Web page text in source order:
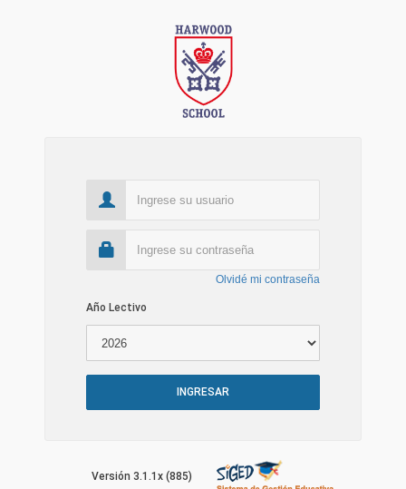
Olvidé mi contraseña
Año Lectivo
Versión 3.1.1x (885)